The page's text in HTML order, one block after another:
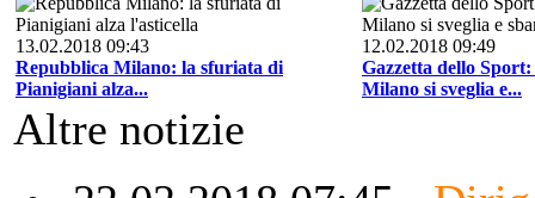
13.02.2018 09:43
Repubblica Milano: la sfuriata di
Pianigiani alza...
12.02.2018 09:49
Gazzetta dello
Milano si sveglia e...
Altre notizie